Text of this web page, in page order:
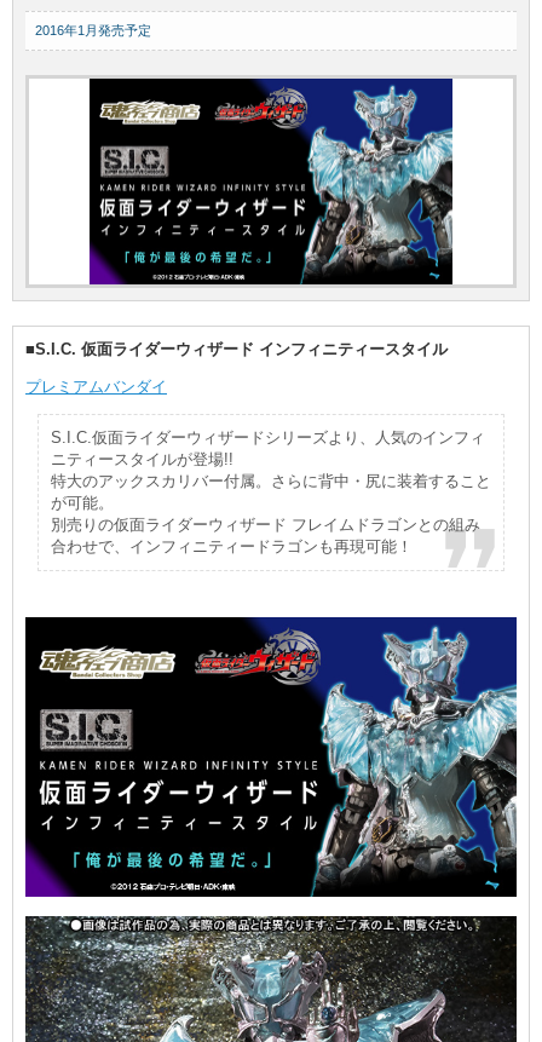
2016年1月発売予定
■S.I.C. 仮面ライダーウィザード インフィニティースタイル
プレミアムバンダイ
S.I.C.仮面ライダーウィザードシリーズより、人気のインフィ
ニティースタイルが登場!!
特大のアックスカリバー付属。さらに背中・尻に装着すること
が可能。
別売りの仮面ライダーウィザード フレイムドラゴンとの組み
合わせで、インフィニティードラゴンも再現可能！